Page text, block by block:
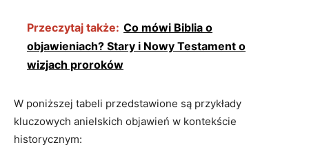
Przeczytaj także: Co mówi Biblia o
objawieniach? Stary i Nowy Testament o
wizjach proroków
W poniższej tabeli przedstawione są przykłady
kluczowych anielskich objawień w kontekście
historycznym: